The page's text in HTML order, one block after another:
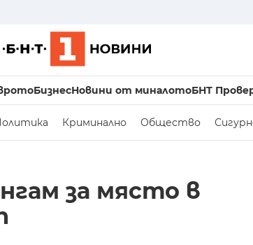
БизнесНовини от миналотоБНТ
Криминално Общество
за място в